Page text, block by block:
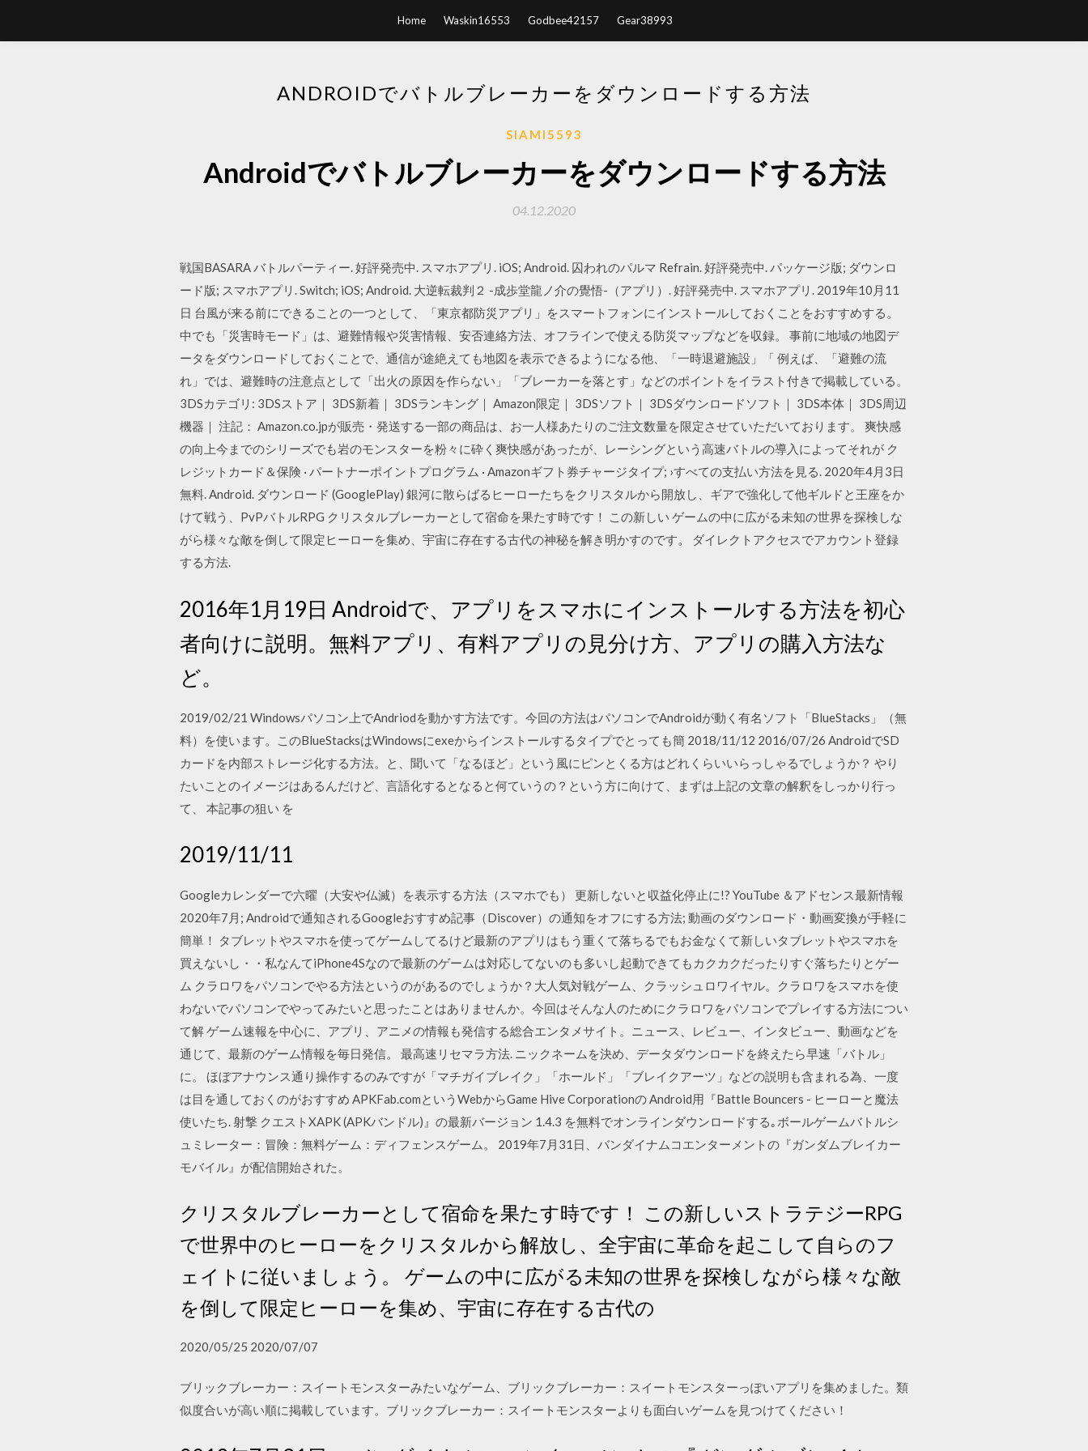
Home Waskin16553 Godbee42157 Gear38993
ANDROIDでバトルブレーカーをダウンロードする方法
SIAMI5593
Androidでバトルブレーカーをダウンロードする方法
04.12.2020
戦国BASARA バトルパーティー. 好評発売中. スマホアプリ. iOS; Android. 囚われのパルマ Refrain. 好評発売中. パッケージ版; ダウンロ
ード版; スマホアプリ. Switch; iOS; Android. 大逆転裁判２ -成歩堂龍ノ介の覺悟-（アプリ）. 好評発売中. スマホアプリ. 2019年10月11
日 台風が来る前にできることの一つとして、「東京都防災アプリ」をスマートフォンにインストールしておくことをおすすめする。
中でも「災害時モード」は、避難情報や災害情報、安否連絡方法、オフラインで使える防災マップなどを収録。 事前に地域の地図デ
ータをダウンロードしておくことで、通信が途絶えても地図を表示できるようになる他、「一時退避施設」「 例えば、「避難の流
れ」では、避難時の注意点として「出火の原因を作らない」「ブレーカーを落とす」などのポイントをイラスト付きで掲載している。
3DSカテゴリ: 3DSストア｜ 3DS新着｜ 3DSランキング｜ Amazon限定｜ 3DSソフト｜ 3DSダウンロードソフト｜ 3DS本体｜ 3DS周辺
機器｜ 注記： Amazon.co.jpが販売・発送する一部の商品は、お一人様あたりのご注文数量を限定させていただいております。 爽快感
の向上今までのシリーズでも岩のモンスターを粉々に砕く爽快感があったが、レーシングという高速バトルの導入によってそれが ク
レジットカード＆保険 · パートナーポイントプログラム · Amazonギフト券チャージタイプ; ›すべての支払い方法を見る. 2020年4月3日
無料. Android. ダウンロード (GooglePlay) 銀河に散らばるヒーローたちをクリスタルから開放し、ギアで強化して他ギルドと王座をか
けて戦う、PvPバトルRPG クリスタルブレーカーとして宿命を果たす時です！ この新しい ゲームの中に広がる未知の世界を探検しな
がら様々な敵を倒して限定ヒーローを集め、宇宙に存在する古代の神秘を解き明かすのです。 ダイレクトアクセスでアカウント登録
する方法.
2016年1月19日 Androidで、アプリをスマホにインストールする方法を初心
者向けに説明。無料アプリ、有料アプリの見分け方、アプリの購入方法な
ど。
2019/02/21 Windowsパソコン上でAndriodを動かす方法です。今回の方法はパソコンでAndroidが動く有名ソフト「BlueStacks」（無
料）を使います。このBlueStacksはWindowsにexeからインストールするタイプでとっても簡 2018/11/12 2016/07/26 AndroidでSD
カードを内部ストレージ化する方法。と、聞いて「なるほど」という風にピンとくる方はどれくらいいらっしゃるでしょうか？ やり
たいことのイメージはあるんだけど、言語化するとなると何ていうの？という方に向けて、まずは上記の文章の解釈をしっかり行っ
て、 本記事の狙い を
2019/11/11
Googleカレンダーで六曜（大安や仏滅）を表示する方法（スマホでも） 更新しないと収益化停止に!? YouTube ＆アドセンス最新情報
2020年7月; Androidで通知されるGoogleおすすめ記事（Discover）の通知をオフにする方法; 動画のダウンロード・動画変換が手軽に
簡単！ タブレットやスマホを使ってゲームしてるけど最新のアプリはもう重くて落ちるでもお金なくて新しいタブレットやスマホを
買えないし・・私なんてiPhone4Sなので最新のゲームは対応してないのも多いし起動できてもカクカクだったりすぐ落ちたりとゲー
ム クラロワをパソコンでやる方法というのがあるのでしょうか？大人気対戦ゲーム、クラッシュロワイヤル。クラロワをスマホを使
わないでパソコンでやってみたいと思ったことはありませんか。今回はそんな人のためにクラロワをパソコンでプレイする方法につい
て解 ゲーム速報を中心に、アプリ、アニメの情報も発信する総合エンタメサイト。ニュース、レビュー、インタビュー、動画などを
通じて、最新のゲーム情報を毎日発信。 最高速リセマラ方法. ニックネームを決め、データダウンロードを終えたら早速「バトル」
に。 ほぼアナウンス通り操作するのみですが「マチガイブレイク」「ホールド」「ブレイクアーツ」などの説明も含まれる為、一度
は目を通しておくのがおすすめ APKFab.comというWebからGame Hive Corporationの Android用『Battle Bouncers - ヒーローと魔法
使いたち. 射撃 クエストXAPK (APKバンドル)』の最新バージョン 1.4.3 を無料でオンラインダウンロードする｡ボールゲームバトルシ
ュミレーター：冒険：無料ゲーム：ディフェンスゲーム。 2019年7月31日、バンダイナムコエンターメントの『ガンダムブレイカー
モバイル』が配信開始された。
クリスタルブレーカーとして宿命を果たす時です！ この新しいストラテジーRPG
で世界中のヒーローをクリスタルから解放し、全宇宙に革命を起こして自らのフ
ェイトに従いましょう。 ゲームの中に広がる未知の世界を探検しながら様々な敵
を倒して限定ヒーローを集め、宇宙に存在する古代の
2020/05/25 2020/07/07
ブリックブレーカー：スイートモンスターみたいなゲーム、ブリックブレーカー：スイートモンスターっぽいアプリを集めました。類
似度合いが高い順に掲載しています。ブリックブレーカー：スイートモンスターよりも面白いゲームを見つけてください！